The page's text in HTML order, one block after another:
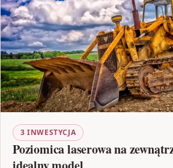
3 INWESTYCJA
Poziomica laserowa na